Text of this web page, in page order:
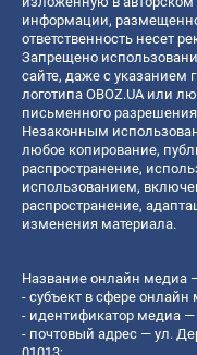
информации,
ответственность несет
Запрещено
сайте, даже с указанием
логотипа OBOZ.UA или
письменного
Незаконным
любое копирование,
распространение,
использованием,
распространение,
изменения материала.
Название онлайн медиа —
- субъект в сфере онлайн
- идентификатор медиа —
- почтовый адрес — ул.